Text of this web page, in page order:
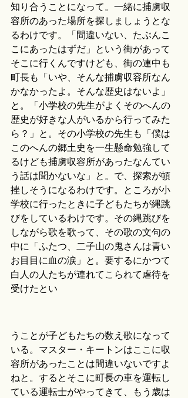
知り合うことになって。一緒に捕虜収
容所のあった場所を探しましょうとな
るわけです。「間違いない、たぶんこ
こにあったはずだ」という街があって
そこに行くんですけども、街の連中も
町長も「いや、そんな捕虜収容所なん
かなかったよ。そんな歴史はないよ」
と。「小学校の先生がよくそのへんの
歴史が好きな人がいるから行ってみた
ら？」と。その小学校の先生も「僕は
このへんの郷土史を一生懸命勉強して
るけども捕虜収容所があったなんてい
う話は聞かないな」と。で、探索が頓
挫しそうになるわけです。ところが小
学校に行ったときに子どもたちが縄跳
びをしているわけです。その縄跳びを
しながら歌を歌って、その歌の文句の
中に「ふたつ、二子山の鬼さんは青い
お目目に血の涙」と。要するにかつて
白人の人たちが連れてこられて虐待を
受けたとい
うことが子どもたちの数え歌になって
いる。マスター・キートンはここに収
容所があったことは間違いないですよ
ねと。するとそこに町長の車を運転し
ている運転士がやってきて、もう歳は